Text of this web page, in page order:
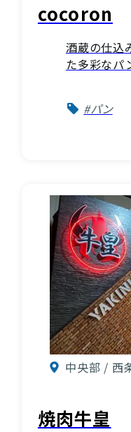
cocoron
酒蔵の仕込
た多彩なパ
#パン
中央部 / 西
焼肉牛皇